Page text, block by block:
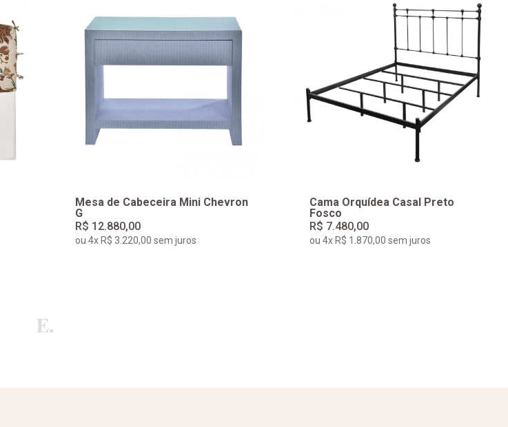
Mesa de Cabeceira Mini Chevron
G
R$ 12.880,00
ou 4x R$ 3.220,00 sem juros
Cama Orquídea Casal Preto
Fosco
R$ 7.480,00
ou 4x R$ 1.870,00 sem juros